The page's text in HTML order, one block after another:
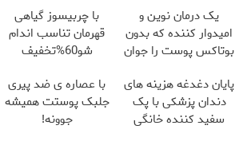
یک درمان نوین و
امیدوار کننده که بدون
بوتاکس پوست را جوان
با چربیسوز گیاهی
قهرمان تناسب اندام
شو60%تخفیف
پایان دغدغه هزینه های
دندان پزشکی با پک
سفید کننده خانگی
با عصاره ی ضد پیری
جلبک پوستت همیشه
جوونه!